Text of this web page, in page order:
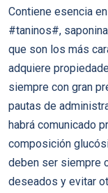
Contiene esencia
#taninos#,
que son los más
adquiere
siempre con gran
pautas de
habrá comunicado
composición
deben ser siempre
deseados y evitar